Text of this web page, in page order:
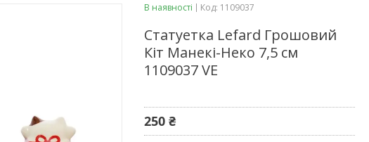
В наявності Код: 1109037
Статуетка Lefard Грошовий
Кіт Манекі-Неко 7,5 см
1109037 VE
250 ₴